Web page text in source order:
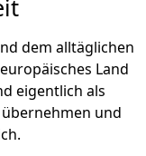
dem alltäglichen
Land
eigentlich als
und